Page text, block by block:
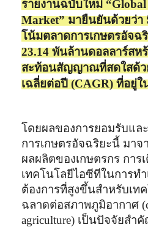
รายงานฉบับใหม่
Market” มายืนยันด้วยว่
โน้มตลาดการเกษตรอัจฉ
23.14 พันล้านดอลลาร์สห
สะท้อนสัญญาณที่สดใสด้ว
เฉลี่ยต่อปี (CAGR) ที่อยู่ใ
โดยผลของการยอมรับแล
การเกษตรอัจฉริยะนี้ มาจ
ผลผลิตของเกษตรกร การ
เทคโนโลยีไอซีทีในการท
ต้องการที่สูงขึ้นสำหรับเท
ฉลาดต่อสภาพภูมิอากาศ
agriculture) เป็นปัจจัยสำ